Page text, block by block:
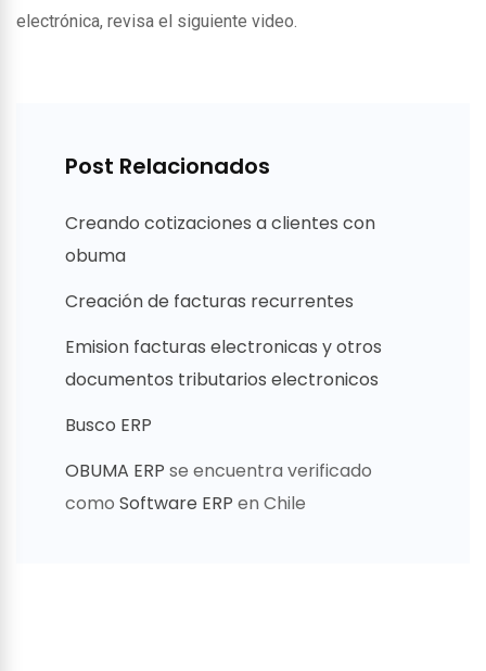
electrónica, revisa el siguiente video.
Post Relacionados
Creando cotizaciones a clientes con
obuma
Creación de facturas recurrentes
Emision facturas electronicas y otros
documentos tributarios electronicos
Busco ERP
OBUMA ERP se encuentra verificado
como Software ERP en Chile